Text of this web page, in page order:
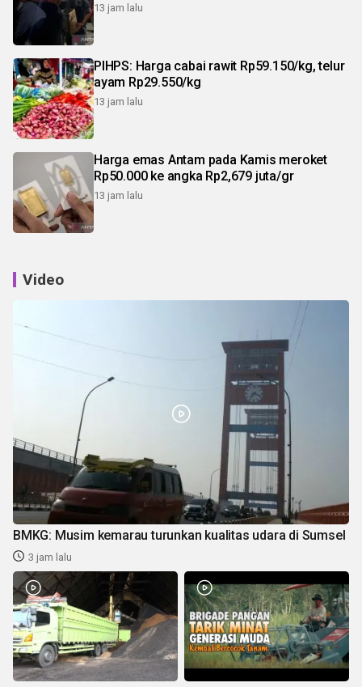
13 jam lalu
PIHPS: Harga cabai rawit Rp59.150/kg, telur
ayam Rp29.550/kg
13 jam lalu
Harga emas Antam pada Kamis meroket
Rp50.000 ke angka Rp2,679 juta/gr
13 jam lalu
Video
BMKG: Musim kemarau turunkan kualitas udara di Sumsel
3 jam lalu